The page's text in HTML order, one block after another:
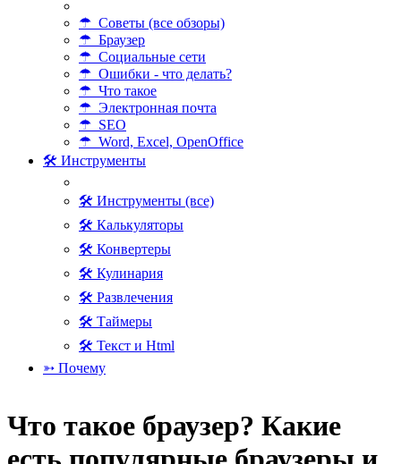
☂ Советы (все обзоры)
☂ Браузер
☂ Социальные сети
☂ Ошибки - что делать?
☂ Что такое
☂ Электронная почта
☂ SEO
☂ Word, Excel, OpenOffice
🛠 Инструменты
🛠 Инструменты (все)
🛠 Калькуляторы
🛠 Конвертеры
🛠 Кулинария
🛠 Развлечения
🛠 Таймеры
🛠 Текст и Html
➳ Почему
Что такое браузер? Какие